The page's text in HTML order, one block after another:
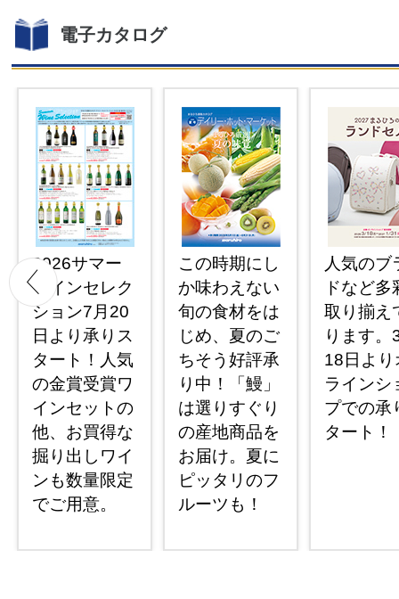
電子カタログ
2026サマー
ワインセレク
ション7月20
日より承りス
タート！人気
の金賞受賞ワ
インセットの
他、お買得な
掘り出しワイ
ンも数量限定
でご用意。
この時期にし
か味わえない
旬の食材をは
じめ、夏のご
ちそう好評承
り中！「鰻」
は選りすぐり
の産地商品を
お届け。夏に
ピッタリのフ
ルーツも！
人気のブ
ドなど多
取り揃え
ります。
18日より
ラインシ
プでの承
タート！